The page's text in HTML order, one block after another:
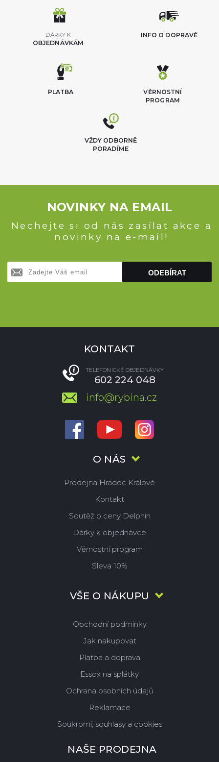
DÁRKY K
OBJEDNÁVKÁM
INFO O DOPRAVĚ
VĚRNOSTNÍ
PROGRAM
PLATBA
VŽDY ODBORNĚ
PORADÍME
NOVINKY NA EMAIL
Nechejte si od nás zasílat akce a
novinky na e-mail!
ODEBÍRAT
O NÁS
Prodejna Hradec Králové
Kontakt
Soutěž o ceny Delphin
Dárky k objednávce
Věrnostní program
Sleva 10%
VŠE O NÁKUPU
Obchodní podmínky
Jak nakupovat
Platba a doprava
Essox na splátky
Ochrana osobních údajů
Reklamace
Soukromí, souhlasy a cookies
KONTAKT
TELEFONICKÉ OBJEDNÁVKY
602 224 048
info@rybina.cz
NAŠE PRODEJNA